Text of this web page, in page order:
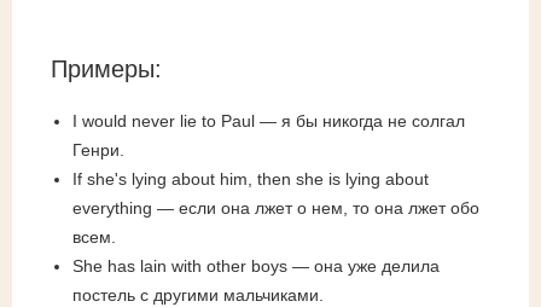
Примеры:
I would never lie to Paul — я бы никогда не солгал
Генри.
If she's lying about him, then she is lying about
everything — если она лжет о нем, то она лжет обо
всем.
She has lain with other boys — она уже делила
постель с другими мальчиками.